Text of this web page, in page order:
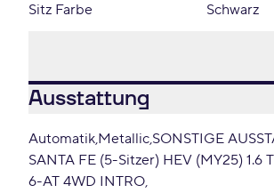
Sitz Farbe Schwarz
Ausstattung
Automatik Metallic SONSTIGE
SANTA FE (5-Sitzer) HEV (MY25) 1.6
6-AT 4WD INTRO